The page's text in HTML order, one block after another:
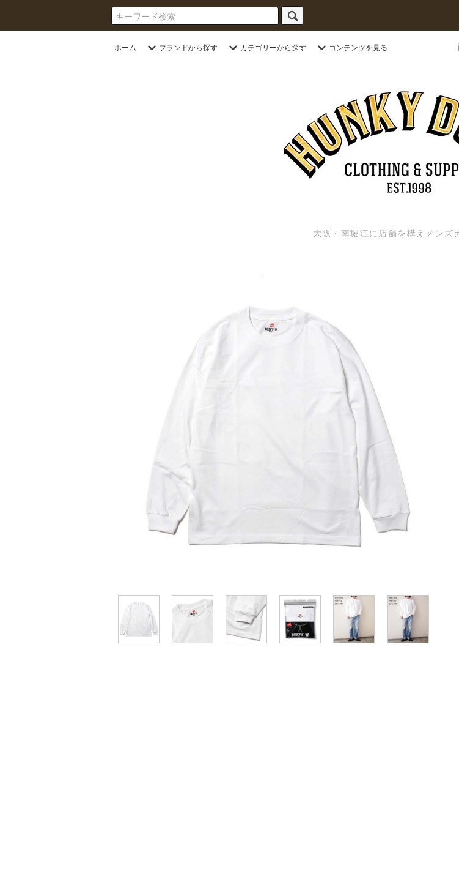
ホーム ブランドから探す カテゴリーから探す コンテンツを見る
大阪・南堀江に店舗を構えメン